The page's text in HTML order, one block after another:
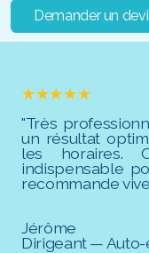
Demander un
★★★★★
"Très
un résultat
les horaires.
indispensable
recommande
Jérôme
Dirigeant —